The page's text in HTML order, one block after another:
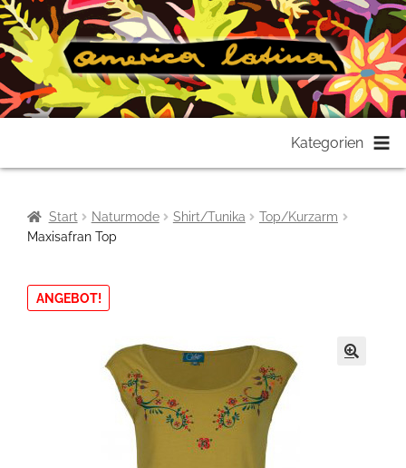
springen
springen
Kategorien
Start Naturmode Shirt/Tunika
Top/Kurzarm
Maxisafran Top
ANGEBOT!